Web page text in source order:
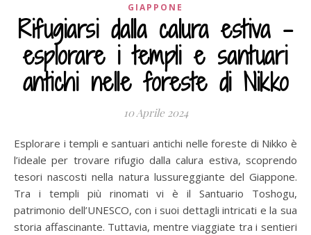
GIAPPONE
Rifugiarsi dalla calura estiva –
esplorare i templi e santuari
antichi nelle foreste di Nikko
10 Aprile 2024
Esplorare i templi e santuari antichi nelle foreste di Nikko è
l’ideale per trovare rifugio dalla calura estiva, scoprendo
tesori nascosti nella natura lussureggiante del Giappone.
Tra i templi più rinomati vi è il Santuario Toshogu,
patrimonio dell’UNESCO, con i suoi dettagli intricati e la sua
storia affascinante. Tuttavia, mentre viaggiate tra i sentieri